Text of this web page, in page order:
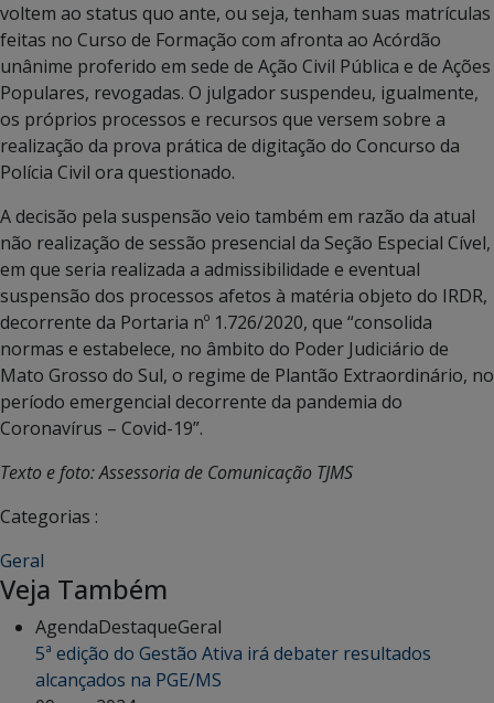
voltem ao status quo ante, ou seja, tenham suas matrículas
feitas no Curso de Formação com afronta ao Acórdão
unânime proferido em sede de Ação Civil Pública e de Ações
Populares, revogadas. O julgador suspendeu, igualmente,
os próprios processos e recursos que versem sobre a
realização da prova prática de digitação do Concurso da
Polícia Civil ora questionado.
A decisão pela suspensão veio também em razão da atual
não realização de sessão presencial da Seção Especial Cível,
em que seria realizada a admissibilidade e eventual
suspensão dos processos afetos à matéria objeto do IRDR,
decorrente da Portaria nº 1.726/2020, que “consolida
normas e estabelece, no âmbito do Poder Judiciário de
Mato Grosso do Sul, o regime de Plantão Extraordinário, no
período emergencial decorrente da pandemia do
Coronavírus – Covid-19”.
Texto e foto: Assessoria de Comunicação TJMS
Categorias :
Geral
Veja Também
AgendaDestaqueGeral
5ª edição do Gestão Ativa irá debater resultados
alcançados na PGE/MS